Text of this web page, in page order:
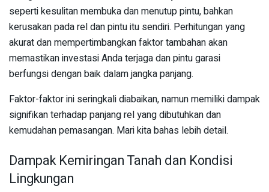
seperti kesulitan membuka dan menutup pintu, bahkan
kerusakan pada rel dan pintu itu sendiri. Perhitungan yang
akurat dan mempertimbangkan faktor tambahan akan
memastikan investasi Anda terjaga dan pintu garasi
berfungsi dengan baik dalam jangka panjang.
Faktor-faktor ini seringkali diabaikan, namun memiliki dampak
signifikan terhadap panjang rel yang dibutuhkan dan
kemudahan pemasangan. Mari kita bahas lebih detail.
Dampak Kemiringan Tanah dan Kondisi
Lingkungan